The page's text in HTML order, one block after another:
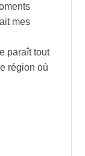
mes
paraît tout
région où